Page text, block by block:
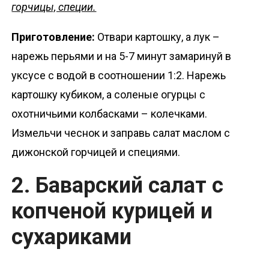
горчицы, специи.
Приготовление: Отвари картошку, а лук –
нарежь перьями и на 5-7 минут замаринуй в
уксусе с водой в соотношении 1:2. Нарежь
картошку кубиком, а соленые огурцы с
охотничьими колбасками – колечками.
Измельчи чеснок и заправь салат маслом с
дижонской горчицей и специями.
2. Баварский салат с
копченой курицей и
сухариками